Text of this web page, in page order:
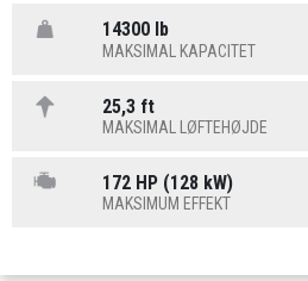
14300 lb
MAKSIMAL KAPACITET
25,3 ft
MAKSIMAL LØFTEHØJDE
172 HP (128 kW)
MAKSIMUM EFFEKT